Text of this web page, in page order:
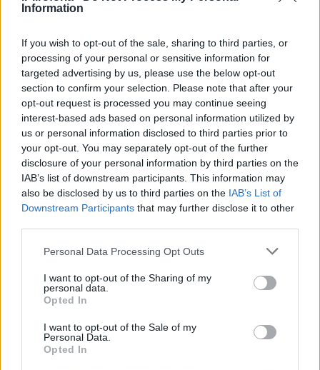
Information
If you wish to opt-out of the sale, sharing to third parties, or
processing of your personal or sensitive information for
targeted advertising by us, please use the below opt-out
section to confirm your selection. Please note that after your
opt-out request is processed you may continue seeing
interest-based ads based on personal information utilized by
us or personal information disclosed to third parties prior to
your opt-out. You may separately opt-out of the further
disclosure of your personal information by third parties on the
IAB’s list of downstream participants. This information may
also be disclosed by us to third parties on the IAB’s List of
Downstream Participants that may further disclose it to other
Personal Data Processing Opt Outs
I want to opt-out of the Sharing of my
personal data.
Opted In
I want to opt-out of the Sale of my
Personal Data.
Opted In
Οδηγίες:
Φτιάξτε λίγο ρόφημα γλυκάνισου και αφήστε
το να παγώσει. Σουρώστε το και βάλτε σε
ένα ποτήρι. Πλύνετε το πρόσωπό σας με
αυτό το διάλυμα, καλύτερα το πρωί και στις
περιοχές με ρυτίδες. Θα δείτε αποτέλεσμα
από την πρώτη κιόλας μέρα και το δέρμα σας
θα γίνει απαλό και λείο άμεσα!
Περισσότερες
Το τόλμησε και δείχνει 35άρα: Η Άννα Βίσση